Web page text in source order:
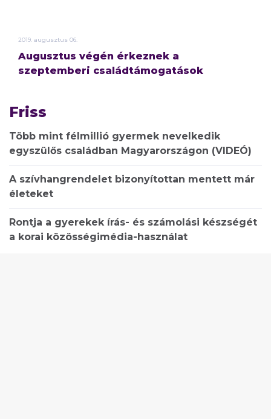
2019. augusztus 06.
Augusztus végén érkeznek a
szeptemberi családtámogatások
Friss
Több mint félmillió gyermek nevelkedik
egyszülős családban Magyarországon (VIDEÓ)
A szívhangrendelet bizonyítottan mentett már
életeket
Rontja a gyerekek írás- és számolási készségét
a korai közösségimédia-használat